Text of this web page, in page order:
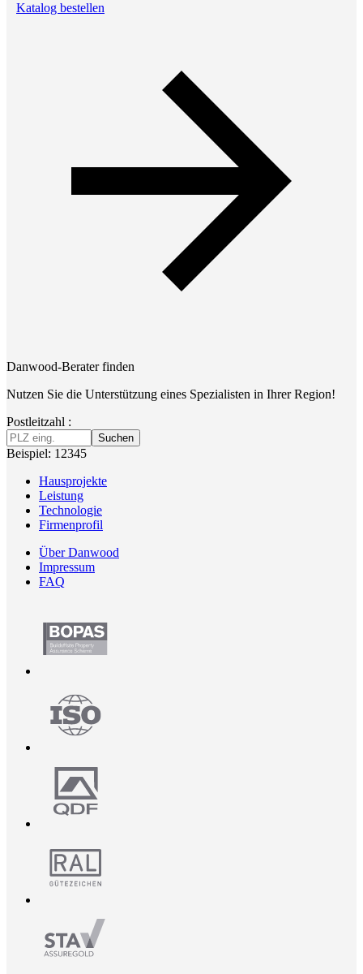
Katalog bestellen
Danwood-Berater finden
Nutzen Sie die Unterstützung eines Spezialisten in Ihrer Region!
Postleitzahl :
Suchen
Beispiel: 12345
Hausprojekte
Leistung
Technologie
Firmenprofil
Über Danwood
Impressum
FAQ